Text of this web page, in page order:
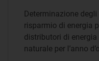
Determinazione
risparmio di energia
distributori di
naturale per l’anno